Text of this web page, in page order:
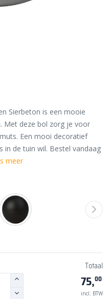
Sierbeton is een mooie
Met deze bol zorg je voor
Een mooi decoratief
in de tuin wil. Bestel vandaag
meer
Totaal
75,00
incl. BTW